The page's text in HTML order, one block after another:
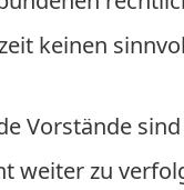
keinen
Vorstände
weiter zu